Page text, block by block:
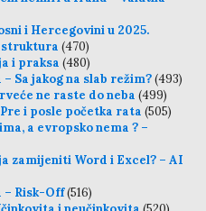
i Hercegovini u 2025.
(470)
i praksa (480)
Sa jakog na slab režim?(493)
ne raste do neba (499)
i posle početka rata (505)
a evropsko nema ? –
zamijeniti Word i Excel? – AI
– Risk-Off(516)